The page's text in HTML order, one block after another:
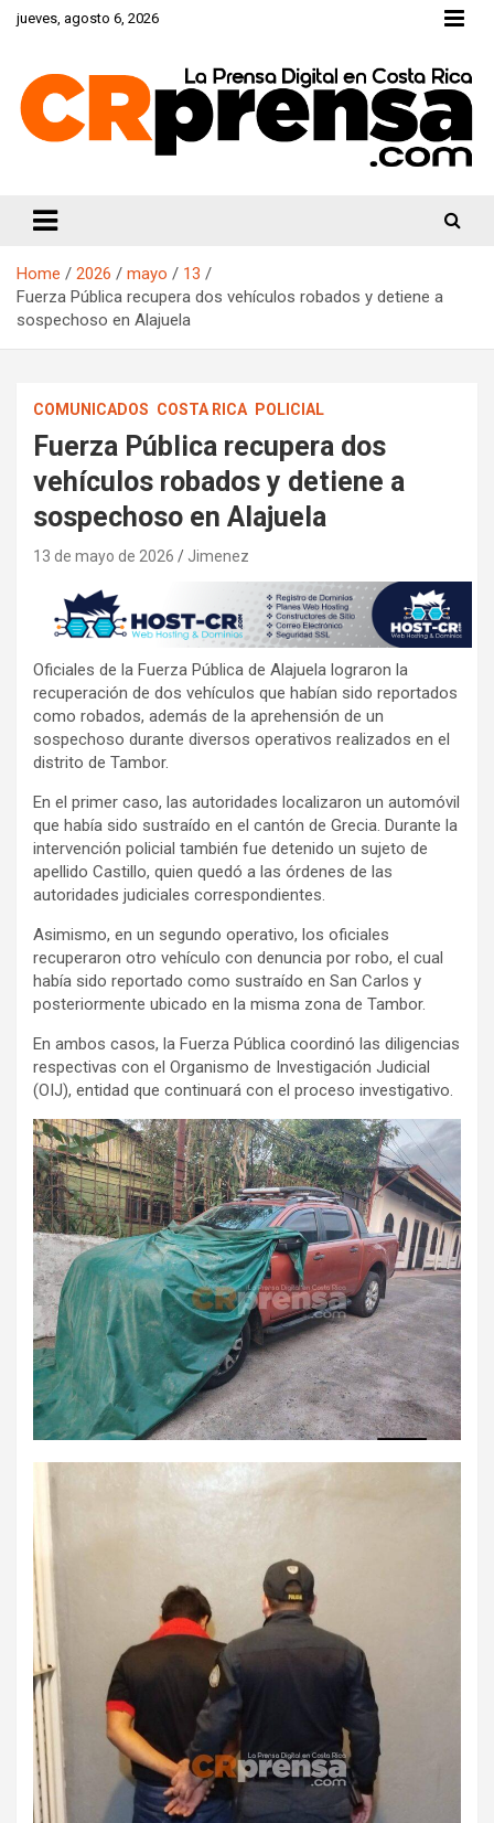
Skipjueves, agosto 6, 2026
Home 2026 mayo
13
Fuerza Pública recupera dos vehículos robados y detiene a
sospechoso en Alajuela
COMUNICADOS COSTA RICA POLICIAL
Fuerza Pública recupera dos
vehículos robados y detiene a
sospechoso en Alajuela
13 de mayo de 2026 Jimenez
Oficiales de la Fuerza Pública de Alajuela lograron la
recuperación de dos vehículos que habían sido reportados
como robados, además de la aprehensión de un
sospechoso durante diversos operativos realizados en el
distrito de Tambor.
En el primer caso, las autoridades localizaron un automóvil
que había sido sustraído en el cantón de Grecia. Durante la
intervención policial también fue detenido un sujeto de
apellido Castillo, quien quedó a las órdenes de las
autoridades judiciales correspondientes.
Asimismo, en un segundo operativo, los oficiales
recuperaron otro vehículo con denuncia por robo, el cual
había sido reportado como sustraído en San Carlos y
posteriormente ubicado en la misma zona de Tambor.
En ambos casos, la Fuerza Pública coordinó las diligencias
respectivas con el Organismo de Investigación Judicial
(OIJ), entidad que continuará con el proceso investigativo.